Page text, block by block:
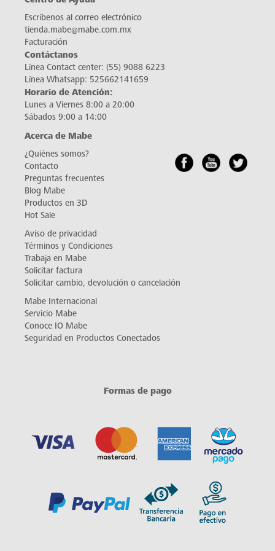
Escríbenos al correo electrónico
tienda.mabe@mabe.com.mx
Facturación
Contáctanos
Línea Contact center: (55) 9088 6223
Línea Whatsapp: 525662141659
Horario de Atención:
Lunes a Viernes 8:00 a 20:00
Sábados 9:00 a 14:00
Acerca de Mabe
¿Quiénes somos?
Contacto
Preguntas frecuentes
Blog Mabe
Productos en 3D
Hot Sale
Aviso de privacidad
Términos y Condiciones
Trabaja en Mabe
Solicitar factura
Solicitar cambio, devolución o cancelación
Mabe Internacional
Servicio Mabe
Conoce IO Mabe
Seguridad en Productos Conectados
Formas de pago